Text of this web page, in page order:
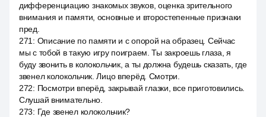
дифференциацию знакомых звуков, оценка зрительного
внимания и памяти, основные и второстепенные признаки
пред.
271 : Описание по памяти и с опорой на образец. Сейчас
мы с тобой в такую игру поиграем. Ты закроешь глаза, я
буду звонить в колокольчик, а ты должна будешь сказать, где
звенел колокольчик. Лицо вперёд. Смотри.
272: Посмотри вперёд, закрывай глазки, все приготовились.
Слушай внимательно.
273: Где звенел колокольчик?